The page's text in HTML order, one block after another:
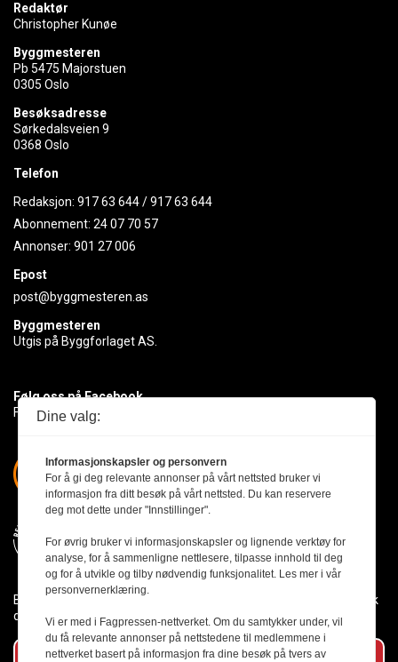
Redaktør
Christopher Kunøe
Byggmesteren
Pb 5475 Majorstuen
0305 Oslo
Besøksadresse
Sørkedalsveien 9
0368 Oslo
Telefon
Redaksjon: 917 63 644/917 63 644
Abonnement: 24 07 70 57
Annonser: 901 27 006
Epost
post@byggmesteren.as
Byggmesteren
Utgis på Byggforlaget AS.
Følg oss på Facebook
Få med deg det siste innen byggebransjen
Byggmesteren følger Vær Varsom-plakaten og presseetikken slik
den er nedfelt i Redaktørplakaten.
Dine valg:
Informasjonskapsler og personvern
For å gi deg relevante annonser på vårt nettsted bruker vi
informasjon fra ditt besøk på vårt nettsted. Du kan reservere
deg mot dette under "Innstillinger".
For øvrig bruker vi informasjonskapsler og lignende verktøy for
analyse, for å sammenligne nettlesere, tilpasse innhold til deg
og for å utvikle og tilby nødvendig funksjonalitet. Les mer i vår
personvernerklæring.
Vi er med i Fagpressen-nettverket. Om du samtykker under, vil
du få relevante annonser på nettstedene til medlemmene i
nettverket basert på informasjon fra dine besøk på tvers av